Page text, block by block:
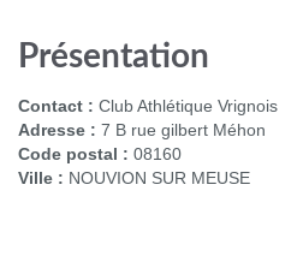
Présentation
Contact : Club Athlétique Vrignois
Adresse : 7 B rue gilbert Méhon
Code postal : 08160
Ville : NOUVION SUR MEUSE